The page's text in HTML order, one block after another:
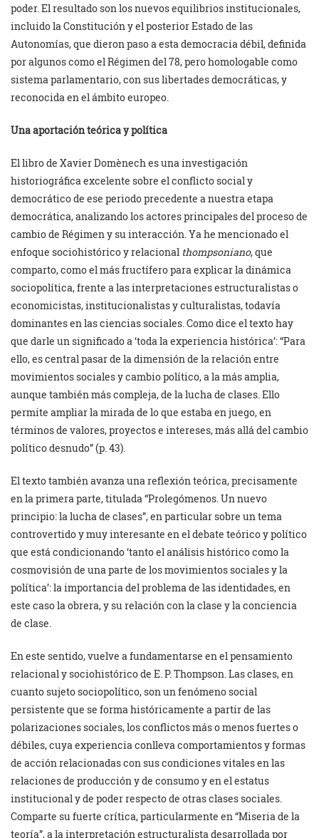
poder. El resultado son los nuevos equilibrios institucionales,
incluido la Constitución y el posterior Estado de las
Autonomías, que dieron paso a esta democracia débil, definida
por algunos como el Régimen del 78, pero homologable como
sistema parlamentario, con sus libertades democráticas, y
reconocida en el ámbito europeo.
Una aportación teórica y política
El libro de Xavier Domènech es una investigación
historiográfica excelente sobre el conflicto social y
democrático de ese periodo precedente a nuestra etapa
democrática, analizando los actores principales del proceso de
cambio de Régimen y su interacción. Ya he mencionado el
enfoque sociohistórico y relacional thompsoniano, que
comparto, como el más fructífero para explicar la dinámica
sociopolítica, frente a las interpretaciones estructuralistas o
economicistas, institucionalistas y culturalistas, todavía
dominantes en las ciencias sociales. Como dice el texto hay
que darle un significado a ‘toda la experiencia histórica’: “Para
ello, es central pasar de la dimensión de la relación entre
movimientos sociales y cambio político, a la más amplia,
aunque también más compleja, de la lucha de clases. Ello
permite ampliar la mirada de lo que estaba en juego, en
términos de valores, proyectos e intereses, más allá del cambio
político desnudo” (p. 43).
El texto también avanza una reflexión teórica, precisamente
en la primera parte, titulada “Prolegómenos. Un nuevo
principio: la lucha de clases”, en particular sobre un tema
controvertido y muy interesante en el debate teórico y político
que está condicionando ‘tanto el análisis histórico como la
cosmovisión de una parte de los movimientos sociales y la
política’: la importancia del problema de las identidades, en
este caso la obrera, y su relación con la clase y la conciencia
de clase.
En este sentido, vuelve a fundamentarse en el pensamiento
relacional y sociohistórico de E. P. Thompson. Las clases, en
cuanto sujeto sociopolítico, son un fenómeno social
persistente que se forma históricamente a partir de las
polarizaciones sociales, los conflictos más o menos fuertes o
débiles, cuya experiencia conlleva comportamientos y formas
de acción relacionadas con sus condiciones vitales en las
relaciones de producción y de consumo y en el estatus
institucional y de poder respecto de otras clases sociales.
Comparte su fuerte crítica, particularmente en “Miseria de la
teoría”, a la interpretación estructuralista desarrollada por